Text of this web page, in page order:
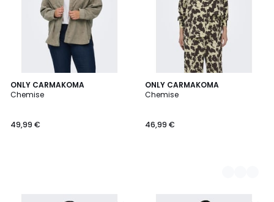
ONLY CARMAKOMA
Chemise
49,99 €
ONLY CARMAKOMA
Chemise
46,99 €
2
Couleurs